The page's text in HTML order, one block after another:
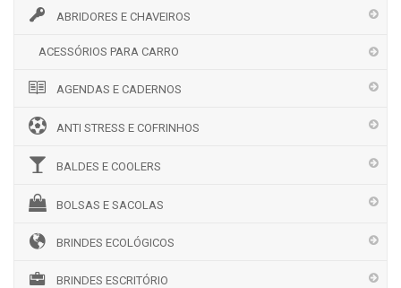
ABRIDORES E CHAVEIROS
ACESSÓRIOS PARA CARRO
AGENDAS E CADERNOS
ANTI STRESS E COFRINHOS
BALDES E COOLERS
BOLSAS E SACOLAS
BRINDES ECOLÓGICOS
BRINDES ESCRITÓRIO